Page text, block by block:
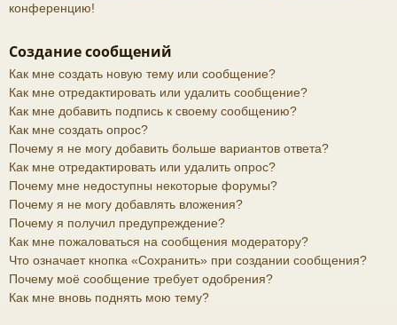
конференцию!
Создание сообщений
Как мне создать новую тему или сообщение?
Как мне отредактировать или удалить сообщение?
Как мне добавить подпись к своему сообщению?
Как мне создать опрос?
Почему я не могу добавить больше вариантов ответа?
Как мне отредактировать или удалить опрос?
Почему мне недоступны некоторые форумы?
Почему я не могу добавлять вложения?
Почему я получил предупреждение?
Как мне пожаловаться на сообщения модератору?
Что означает кнопка «Сохранить» при создании сообщения?
Почему моё сообщение требует одобрения?
Как мне вновь поднять мою тему?